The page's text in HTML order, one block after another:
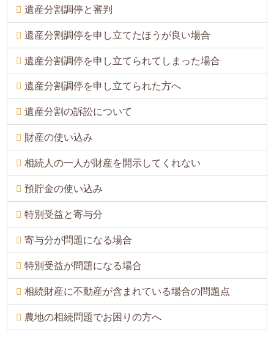
遺産分割調停と審判
遺産分割調停を申し立てたほうが良い場合
遺産分割調停を申し立てられてしまった場合
遺産分割調停を申し立てられた方へ
遺産分割の訴訟について
財産の使い込み
相続人の一人が財産を開示してくれない
預貯金の使い込み
特別受益と寄与分
寄与分が問題になる場合
特別受益が問題になる場合
相続財産に不動産が含まれている場合の問題点
農地の相続問題でお困りの方へ